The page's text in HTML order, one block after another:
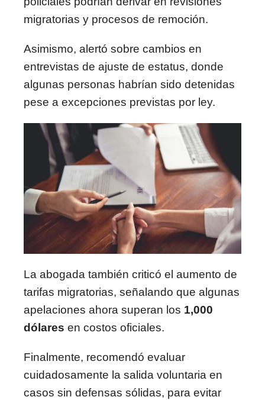
migratorias y procesos de remoción.
Asimismo, alertó sobre cambios en
entrevistas de ajuste de estatus, donde
algunas personas habrían sido detenidas
pese a excepciones previstas por ley.
La abogada también criticó el aumento de
tarifas migratorias, señalando que algunas
apelaciones ahora superan los 1,000
dólares en costos oficiales.
Finalmente, recomendó evaluar
cuidadosamente la salida voluntaria en
casos sin defensas sólidas, para evitar